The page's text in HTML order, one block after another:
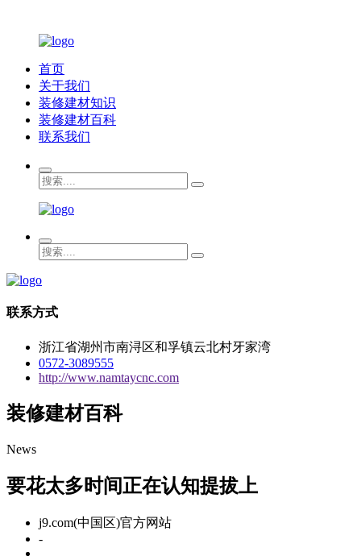
首页
关于我们
装修建材知识
装修建材百科
联系我们
联系方式
浙江省湖州市南浔区和孚镇云北村牙家湾
0572-3089555
http://www.namtaycnc.com
装修建材百科
News
要花太多时间正在认知提拔上
j9.com(中国区)官方网站
-